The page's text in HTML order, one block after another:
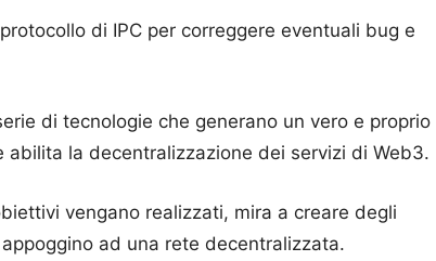
di IPC per correggere eventuali bug e
di tecnologie che generano un vero e proprio
la decentralizzazione dei servizi di Web3.
vengano realizzati, mira a creare degli
ad una rete decentralizzata.